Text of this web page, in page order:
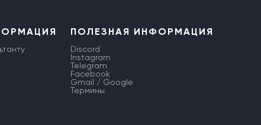
ПОЛЕЗНАЯ ИНФОРМАЦИЯ
Discord
Instagram
Telegram
Facebook
Gmail / Google
Термины